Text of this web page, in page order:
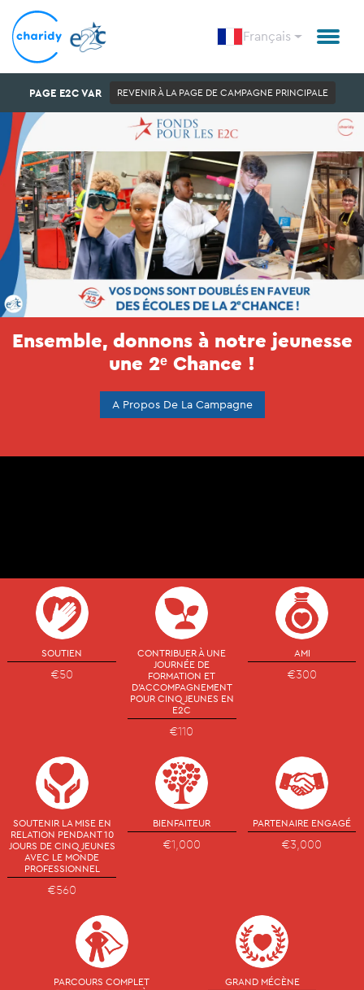
Français
PAGE E2C VAR REVENIR À LA PAGE DE CAMPAGNE PRINCIPALE
Ensemble, donnons à notre jeunesse
une 2ᵉ Chance !
A Propos De La Campagne
SOUTIEN
€50
CONTRIBUER À UNE
JOURNÉE DE
FORMATION ET
D'ACCOMPAGNEMENT
POUR CINQ JEUNES EN
E2C
€110
AMI
€300
SOUTENIR LA MISE EN
RELATION PENDANT 10
JOURS DE CINQ JEUNES
AVEC LE MONDE
PROFESSIONNEL
€560
BIENFAITEUR
€1,000
PARTENAIRE ENGAGÉ
€3,000
PARCOURS COMPLET
GRAND MÉCÈNE